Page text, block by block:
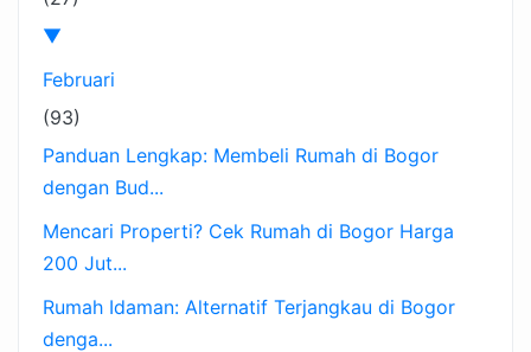
▼
Februari
(93)
Panduan Lengkap: Membeli Rumah di Bogor
dengan Bud...
Mencari Properti? Cek Rumah di Bogor Harga
200 Jut...
Rumah Idaman: Alternatif Terjangkau di Bogor
denga...